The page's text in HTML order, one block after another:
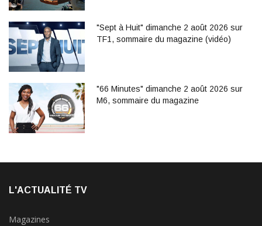
"Sept à Huit" dimanche 2 août 2026 sur
TF1, sommaire du magazine (vidéo)
"66 Minutes" dimanche 2 août 2026 sur
M6, sommaire du magazine
L'ACTUALITÉ TV
Magazines